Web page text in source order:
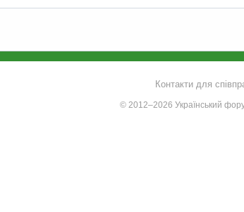
Контакти для
© 2012–2026 Український